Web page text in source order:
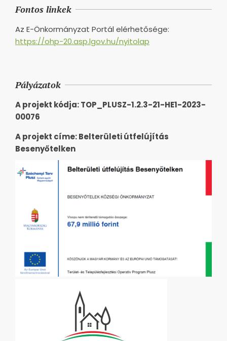
Fontos linkek
Az E-Önkormányzat Portál elérhetősége:
https://ohp-20.asp.lgov.hu/nyitolap
Pályázatok
A projekt kódja: TOP_PLUSZ-1.2.3-21-HE1-2023-
00076
A projekt címe: Belterületi útfelújítás
Besenyőtelken